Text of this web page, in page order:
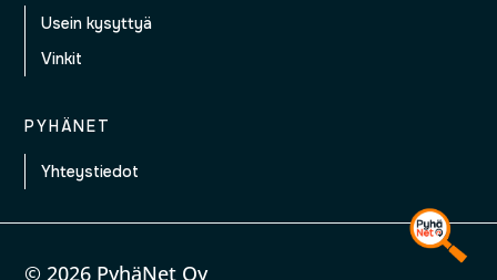
Usein kysyttyä
Vinkit
PYHÄNET
Yhteystiedot
© 2026 PyhäNet Oy